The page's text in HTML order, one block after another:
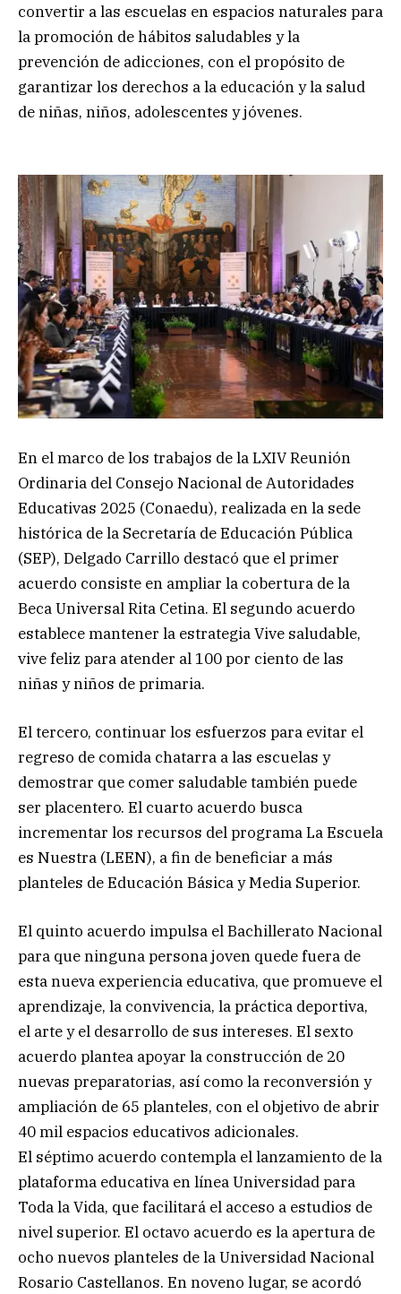
convertir a las escuelas en espacios naturales para
la promoción de hábitos saludables y la
prevención de adicciones, con el propósito de
garantizar los derechos a la educación y la salud
de niñas, niños, adolescentes y jóvenes.
En el marco de los trabajos de la LXIV Reunión
Ordinaria del Consejo Nacional de Autoridades
Educativas 2025 (Conaedu), realizada en la sede
histórica de la Secretaría de Educación Pública
(SEP), Delgado Carrillo destacó que el primer
acuerdo consiste en ampliar la cobertura de la
Beca Universal Rita Cetina. El segundo acuerdo
establece mantener la estrategia Vive saludable,
vive feliz para atender al 100 por ciento de las
niñas y niños de primaria.
El tercero, continuar los esfuerzos para evitar el
regreso de comida chatarra a las escuelas y
demostrar que comer saludable también puede
ser placentero. El cuarto acuerdo busca
incrementar los recursos del programa La Escuela
es Nuestra (LEEN), a fin de beneficiar a más
planteles de Educación Básica y Media Superior.
El quinto acuerdo impulsa el Bachillerato Nacional
para que ninguna persona joven quede fuera de
esta nueva experiencia educativa, que promueve el
aprendizaje, la convivencia, la práctica deportiva,
el arte y el desarrollo de sus intereses. El sexto
acuerdo plantea apoyar la construcción de 20
nuevas preparatorias, así como la reconversión y
ampliación de 65 planteles, con el objetivo de abrir
40 mil espacios educativos adicionales.
El séptimo acuerdo contempla el lanzamiento de la
plataforma educativa en línea Universidad para
Toda la Vida, que facilitará el acceso a estudios de
nivel superior. El octavo acuerdo es la apertura de
ocho nuevos planteles de la Universidad Nacional
Rosario Castellanos. En noveno lugar, se acordó